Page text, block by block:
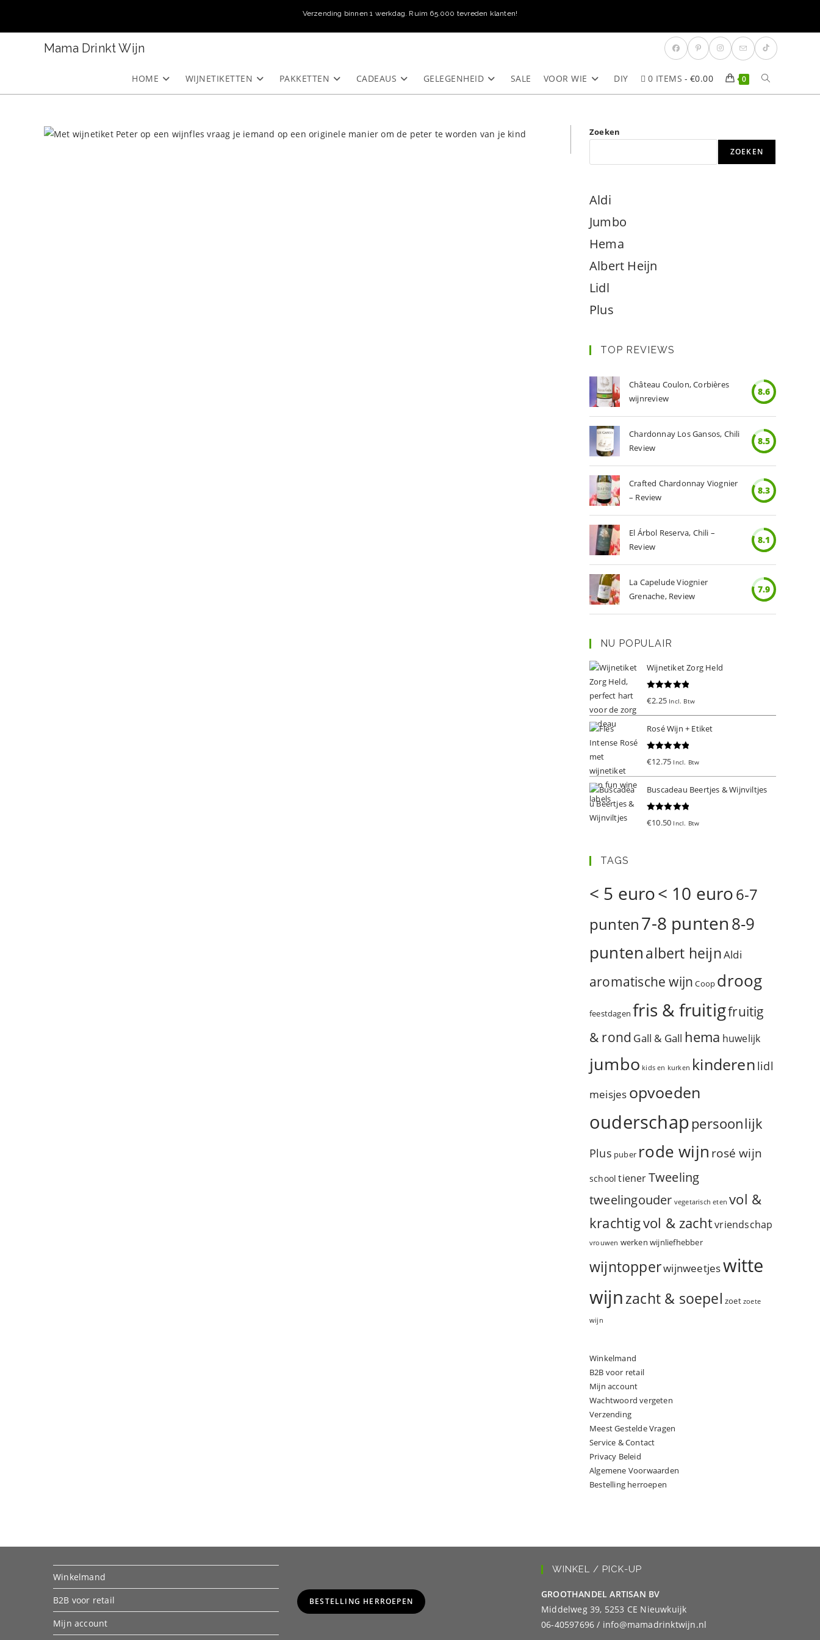
Verzending binnen 1 werkdag. Ruim 65.000 tevreden klanten!
Mama Drinkt Wijn
HOME WIJNETIKETTEN PAKKETTEN CADEAUS GELEGENHEID SALE VOOR WIE DIY 0 ITEMS €0.00 0 TOGGLE
ZOEKEN
Zoeken
ZOEKEN
Aldi
Jumbo
Hema
Albert Heijn
Lidl
Plus
TOP REVIEWS
Château Coulon, Corbières
wijnreview
8.6
Chardonnay Los Gansos, Chili
Review
8.5
Crafted Chardonnay Viognier
– Review
8.3
El Árbol Reserva, Chili –
Review
8.1
La Capelude Viognier
Grenache, Review
7.9
NU POPULAIR
Wijnetiket Zorg Held
€2.25 Incl. Btw
Rosé Wijn + Etiket
€12.75 Incl. Btw
Buscadeau Beertjes & Wijnviltjes
€10.50 Incl. Btw
TAGS
< 5 euro< 10 euro6-7
punten7-8 punten8-9
puntenalbert heijnAldi
aromatische wijn Coop droog
feestdagen fris & fruitigfruitig
& rond Gall & Gall hema huwelijk
jumbo kids en kurken kinderen lidl
meisjes opvoeden
ouderschappersoonlijk
Plus puber rode wijn rosé wijn
school tienerTweeling
tweelingouder vegetarisch eten vol &
krachtigvol & zachtvriendschap
vrouwen werken wijnliefhebber
wijntopperwijnweetjeswitte
wijnzacht & soepel zoet zoete
wijn
Winkelmand
B2B voor retail
Mijn account
Wachtwoord vergeten
Verzending
Meest Gestelde Vragen
Service & Contact
Privacy Beleid
Algemene Voorwaarden
Bestelling herroepen
Winkelmand
B2B voor retail
Mijn account
BESTELLING HERROEPEN
WINKEL / PICK-UP
GROOTHANDEL ARTISAN BV
Middelweg 39, 5253 CE Nieuwkuijk
06-40597696 / info@mamadrinktwijn.nl